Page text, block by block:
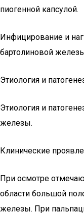
пиогенной капсулой.
Инфицирование и
бартолиновой
Этиология и
Этиология и
железы.
Клинические
При осмотре
области большой
железы. При